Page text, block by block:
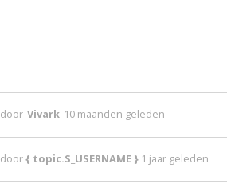
door Vivark 10 maanden geleden
door{ topic.S_USERNAME } 1 jaar geleden